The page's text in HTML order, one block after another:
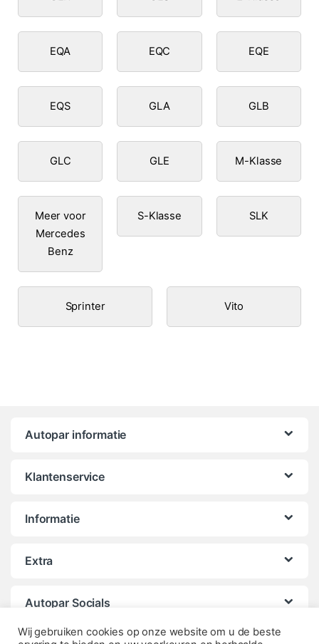
EQA EQC EQE
EQS GLA GLB
GLC GLE M-Klasse
Meer voor
Mercedes
Benz
S-Klasse SLK
Sprinter Vito
Autopar informatie
Klantenservice
Informatie
Extra
Autopar Socials
Wij gebruiken cookies op onze website om u de beste